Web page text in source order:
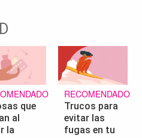
que
al
la
RECOMENDADO
Trucos para
evitar las
fugas en tu